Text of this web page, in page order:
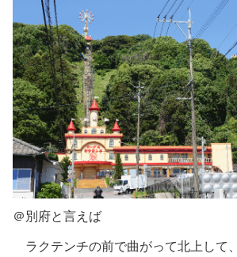
＠別府と言えば
ラクテンチの前で曲がって北上して